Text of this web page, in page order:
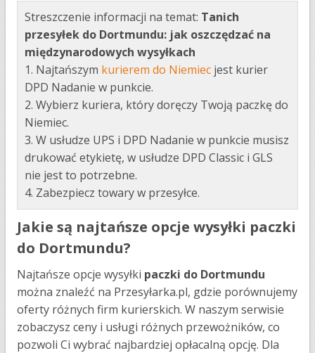
Streszczenie informacji na temat: Tanich
przesyłek do Dortmundu: jak oszczędzać na
międzynarodowych wysyłkach
1. Najtańszym kurierem do Niemiec jest kurier
DPD Nadanie w punkcie.
2. Wybierz kuriera, który doręczy Twoją paczkę do
Niemiec.
3. W usłudze UPS i DPD Nadanie w punkcie musisz
drukować etykietę, w usłudze DPD Classic i GLS
nie jest to potrzebne.
4. Zabezpiecz towary w przesyłce.
Jakie są najtańsze opcje wysyłki paczki
do Dortmundu?
Najtańsze opcje wysyłki paczki do Dortmundu
można znaleźć na Przesyłarka.pl, gdzie porównujemy
oferty różnych firm kurierskich. W naszym serwisie
zobaczysz ceny i usługi różnych przewożników, co
pozwoli Ci wybrać najbardziej opłacalną opcję. Dla